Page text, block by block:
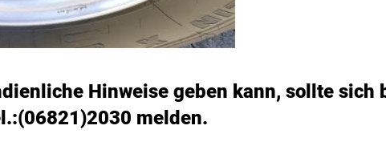
Hinweise geben kann, sollte sich
melden.